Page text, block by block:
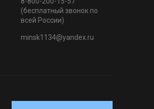
(бесплатный звонок по
всей России)
minsk1134@yandex.ru